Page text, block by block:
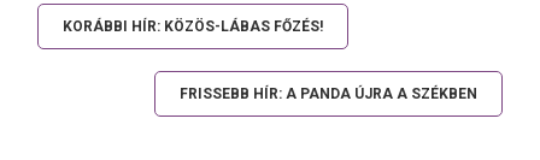
KORÁBBI HÍR: KÖZÖS-LÁBAS FŐZÉS!
FRISSEBB HÍR: A PANDA ÚJRA A SZÉKBEN